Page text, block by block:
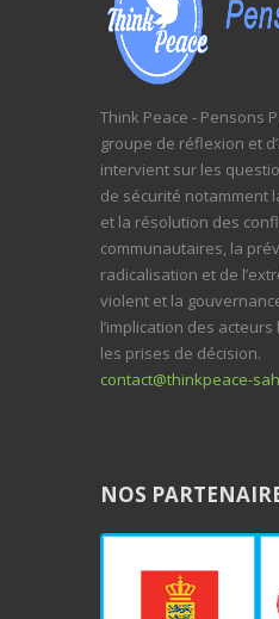
Think Peace - Pensons
groupe de réflexion et
intervient sur les
de sécurité notamment
et la résolution des
communautaires, la
radicalisation et de
violent et la
l’implication des
les prises de décision.
contact@thinkpeace-
NOS